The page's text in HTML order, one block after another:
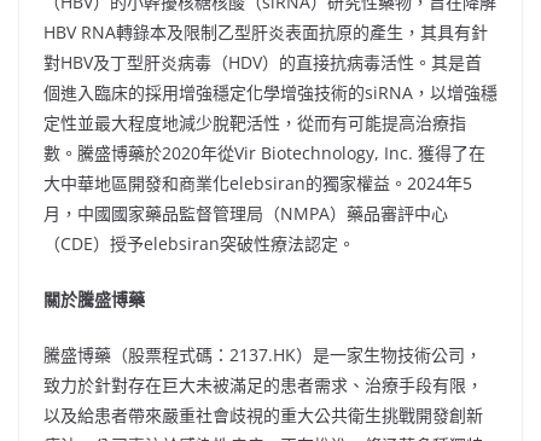
HBV RNA轉錄本及限制乙型肝炎表面抗原的產生，其具有針
對HBV及丁型肝炎病毒（HDV）的直接抗病毒活性。其是首
個進入臨床的採用增強穩定化學增強技術的siRNA，以增強穩
定性並最大程度地減少脫靶活性，從而有可能提高治療指
數。騰盛博藥於2020年從Vir Biotechnology, Inc. 獲得了在
大中華地區開發和商業化elebsiran的獨家權益。2024年5
月，中國國家藥品監督管理局（NMPA）藥品審評中心
（CDE）授予elebsiran突破性療法認定。
關於騰盛博藥
騰盛博藥（股票程式碼：2137.HK）是一家生物技術公司，
致力於針對存在巨大未被滿足的患者需求、治療手段有限，
以及給患者帶來嚴重社會歧視的重大公共衛生挑戰開發創新